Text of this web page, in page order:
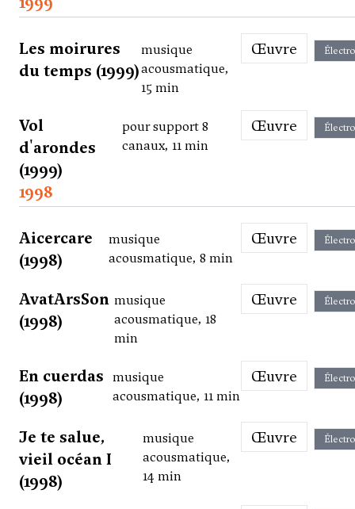
Les moirures
du temps (1999)
musique
acousmatique,
15 min
Œuvre
Vol
d'arondes
(1999)
pour support 8
canaux, 11 min
Œuvre
1998
Aicercare
(1998)
musique
acousmatique, 8 min
Œuvre
AvatArsSon
(1998)
musique
acousmatique, 18
min
Œuvre
En cuerdas
(1998)
musique
acousmatique, 11 min
Œuvre
Je te salue,
vieil océan I
(1998)
musique
acousmatique,
14 min
Œuvre